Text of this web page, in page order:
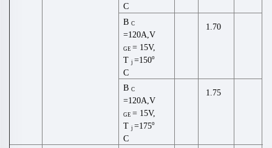
C
BC
=120A,V
GE= 15V,
Tj=150o
C
1.70
BC
=120A,V
GE= 15V,
Tj=175o
C
1.75